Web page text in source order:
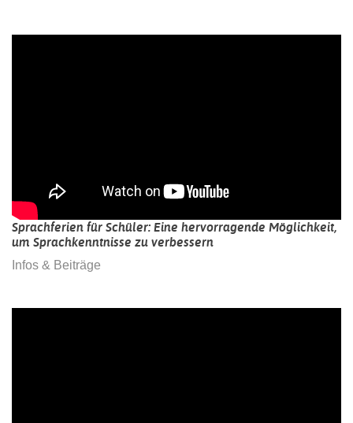
Sprachferien für Schüler: Eine hervorragende Möglichkeit,
um Sprachkenntnisse zu verbessern
Infos & Beiträge